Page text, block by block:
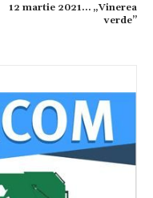
12 martie 2021… „Vinerea
verde”